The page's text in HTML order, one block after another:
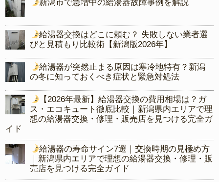
新潟市で急増中の給湯器故障事例を解説
給湯器交換はどこに頼む？ 失敗しない業者選
びと見積もり比較術【新潟版2026年】
給湯器が突然止まる原因は寒冷地特有？新潟
の冬に知っておくべき症状と緊急対処法
【2026年最新】給湯器交換の費用相場は？ガ
ス・エコキュート徹底比較｜新潟県内エリアで理
想の給湯器交換・修理・販売店を見つける完全ガ
イド
給湯器の寿命サイン7選｜交換時期の見極め方
｜新潟県内エリアで理想の給湯器交換・修理・販
売店を見つける完全ガイド